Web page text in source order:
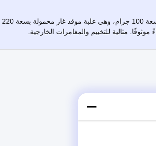
موثوقًا. مثالية للتخييم والمغامرات الخارجية.